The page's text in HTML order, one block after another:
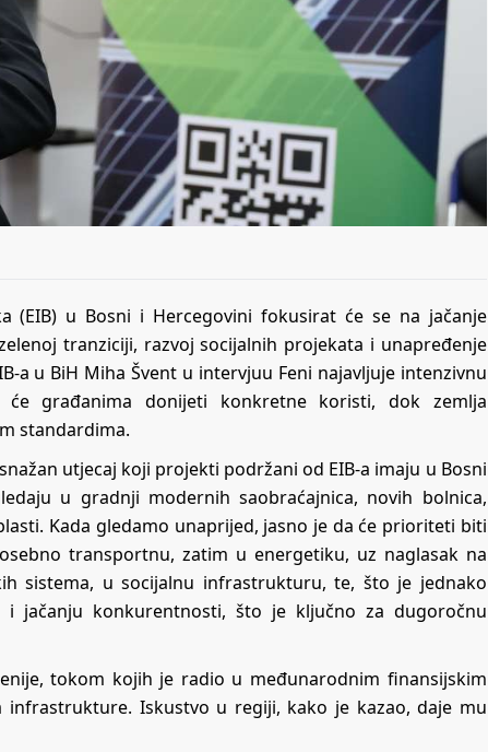
(EIB) u Bosni i Hercegovini fokusirat će se na jačanje
tranziciji, razvoj socijalnih projekata i unapređenje
a u BiH Miha Švent u intervjuu Feni najavljuje intenzivnu
građanima donijeti konkretne koristi, dok zemlja
standardima.
utjecaj koji projekti podržani od EIB-a imaju u Bosni
u gradnji modernih saobraćajnica, novih bolnica,
Kada gledamo unaprijed, jasno je da će prioriteti biti
transportnu, zatim u energetiku, uz naglasak na
sistema, u socijalnu infrastrukturu, te, što je jednako
jačanju konkurentnosti, što je ključno za dugoročnu
tokom kojih je radio u međunarodnim finansijskim
Iskustvo u regiji, kako je kazao, daje mu